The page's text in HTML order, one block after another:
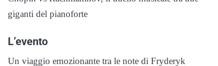
giganti del pianoforte
L’evento
Un viaggio emozionante tra le note di Fryderyk